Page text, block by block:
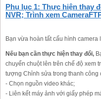
Phụ lục 1: Thực hiện thay
NVR; Trình xem
Bạn vừa hoàn tất cấu hình camera
Nếu bạn cần thực hiện thay đổi,
chuyển chuột lên trên chế độ xem
tượng Chỉnh sửa trong thanh công
- Chọn nguồn video khác;
- Liên kết máy ảnh với giấy phép